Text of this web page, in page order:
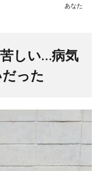
あなた
しい…病気
った